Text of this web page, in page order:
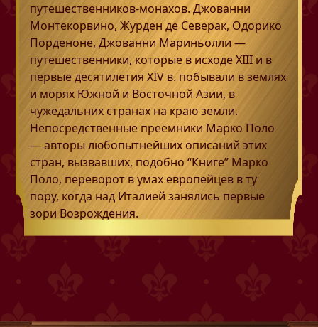
путешественников-монахов. Джованни
Монтекорвино, Журден де Северак, Одорико
Порденоне, Джованни Мариньолли —
путешественники, которые в исходе XIII и в
первые десятилетия XIV в. побывали в землях
и морях Южной и Восточной Азии, в
чужедальних странах на краю земли.
Непосредственные преемники Марко Поло
— авторы любопытнейших описаний этих
стран, вызвавших, подобно “Книге” Марко
Поло, переворот в умах европейцев в ту
пору, когда над Италией занялись первые
зори Возрождения.